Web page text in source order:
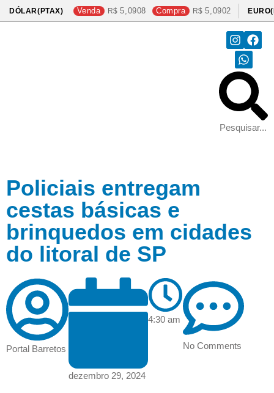
DÓLAR(PTAX) Venda 5,0908 Compra 5,0902
Policiais entregam
cestas básicas e
brinquedos em cidades
do litoral de SP
Portal Barretos
dezembro 29, 2024
4:30 am
No Comments